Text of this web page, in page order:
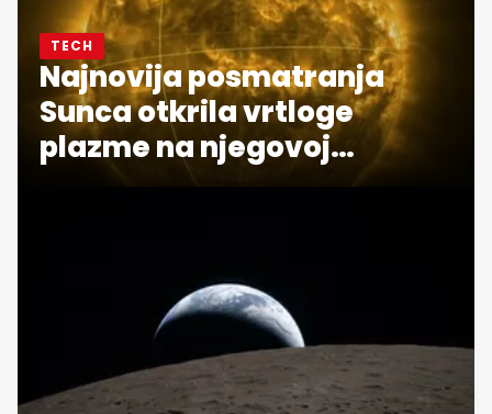
TECH
Najnovija posmatranja
Sunca otkrila vrtloge
plazme na njegovoj
površini